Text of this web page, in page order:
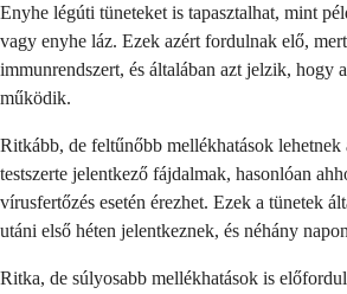
Enyhe légúti tüneteket is tapasztalhat, mint
vagy enyhe láz. Ezek azért fordulnak elő,
immunrendszert, és általában azt jelzik, hogy
működik.
Ritkább, de feltűnőbb mellékhatások lehetnek
testszerte jelentkező fájdalmak, hasonlóan
vírusfertőzés esetén érezhet. Ezek a tünetek
utáni első héten jelentkeznek, és néhány
Ritka, de súlyosabb mellékhatások is